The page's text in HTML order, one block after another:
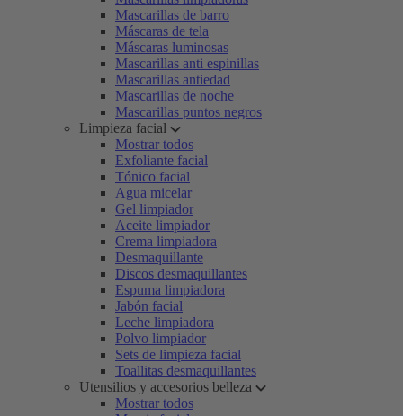
Mascarillas de barro
Máscaras de tela
Máscaras luminosas
Mascarillas anti espinillas
Mascarillas antiedad
Mascarillas de noche
Mascarillas puntos negros
Limpieza facial
Mostrar todos
Exfoliante facial
Tónico facial
Agua micelar
Gel limpiador
Aceite limpiador
Crema limpiadora
Desmaquillante
Discos desmaquillantes
Espuma limpiadora
Jabón facial
Leche limpiadora
Polvo limpiador
Sets de limpieza facial
Toallitas desmaquillantes
Utensilios y accesorios belleza
Mostrar todos